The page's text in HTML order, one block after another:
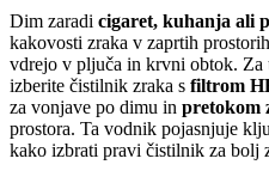
Dim zaradi cigaret, kuhanja ali
kakovosti zraka v zaprtih
vdrejo v pljuča in krvni obtok. Za
izberite čistilnik zraka s filtrom
za vonjave po dimu in pretokom
prostora. Ta vodnik pojasnjuje
kako izbrati pravi čistilnik za bolj